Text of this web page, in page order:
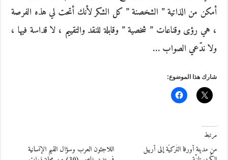
أمكن من الذاتية ” الشخصنة ” كل الشكر لأنك أتحت لي هذه الفرصة
، هي رؤى وقناعات ” شخصية ” وقابلة للنقد والتقييم ، لا قداسة فيها ،
ولا ندّعي الصواب …
شارك هذا الموضوع:
مرتبط
من مدينة أورفا التُركيّة إلى أربيل
اللاجئون العرب وسؤال القيم الإنسانية